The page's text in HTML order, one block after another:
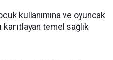
kullanımına ve oyuncak
temel sağlık